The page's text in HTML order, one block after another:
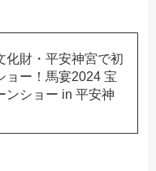
化財・平安神宮で初
ョー！馬宴2024 宝
ンショー in 平安神